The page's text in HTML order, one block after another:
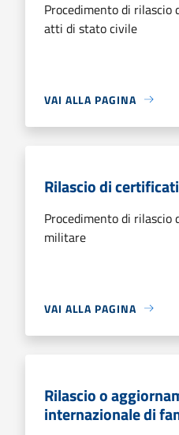
Procedimento di
atti di stato civile
VAI ALLA PAGINA
Rilascio di
Procedimento di
militare
VAI ALLA PAGINA
Rilascio o
internazionale di